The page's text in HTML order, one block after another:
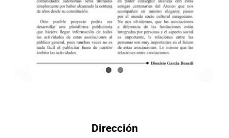
Dirección